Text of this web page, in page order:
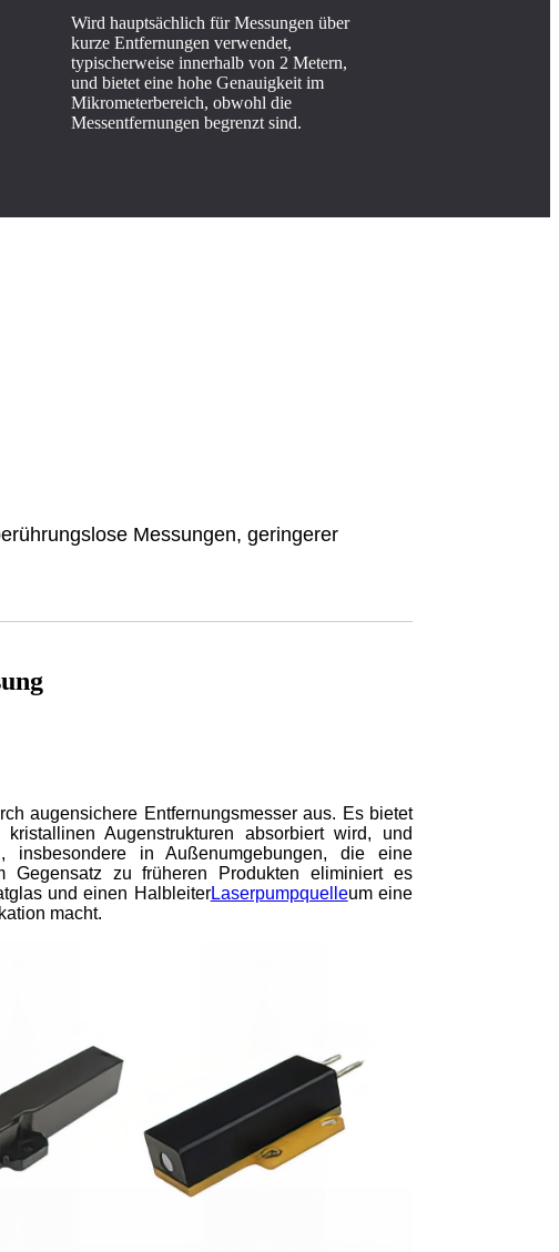
Wird hauptsächlich für Messungen über
kurze Entfernungen verwendet,
typischerweise innerhalb von 2 Metern,
und bietet eine hohe Genauigkeit im
Mikrometerbereich, obwohl die
Messentfernungen begrenzt sind.
Messungen, geringerer
augensichere Entfernungsmesser aus. Es bietet
Augenstrukturen absorbiert wird, und
insbesondere in Außenumgebungen, die eine
Gegensatz zu früheren Produkten eliminiert es
und einen HalbleiterLaserpumpquelleum eine
macht.